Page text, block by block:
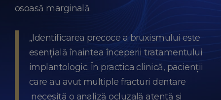
osoasă marginală.
„Identificarea precoce a bruxismului este
esențială înaintea începerii tratamentului
implantologic. În practica clinică, pacienții
care au avut multiple fracturi dentare
necesită o analiză ocluzală atentă și